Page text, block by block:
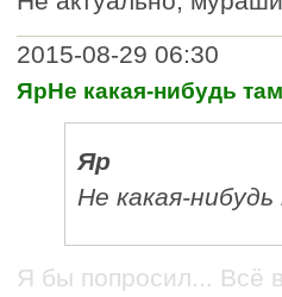
2015-08-29 06:30
ЯрНе какая-нибудь там
Яр
Не какая-
Я бы попросил... Всё